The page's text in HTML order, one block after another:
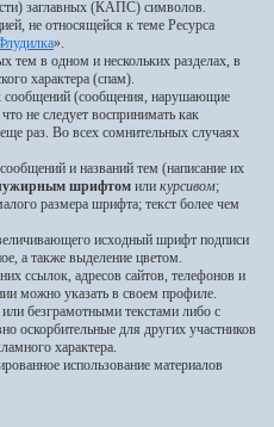
заглавных (КАПС) символов.
не относящейся к теме Ресурса
».
тем в одном и нескольких разделах, в
характера (спам).
сообщений (сообщения, нарушающие
не следует воспринимать как
раз. Во всех сомнительных случаях
и названий тем (написание их
шрифтом или курсивом;
размера шрифта; текст более чем
исходный шрифт подписи
а также выделение цветом.
ссылок, адресов сайтов, телефонов и
можно указать в своем профиле.
безграмотными текстами либо с
оскорбительные для других участников
характера.
использование материалов